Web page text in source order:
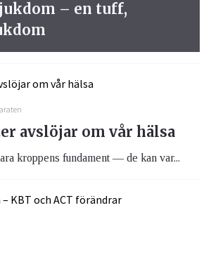
avslöjar om vår hälsa
kroppens fundament — de kan var...
– en tuff,